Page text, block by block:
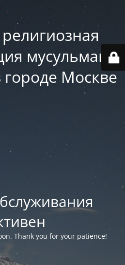
мусульман
Москве
Thank you for your patience!